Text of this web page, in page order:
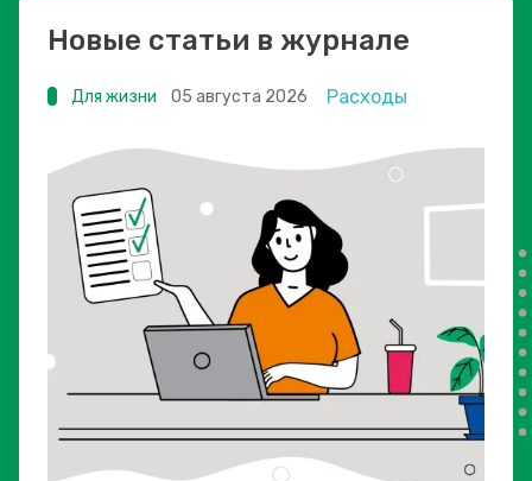
Новые статьи в журнале
Для жизни 05 августа 2026 Расходы